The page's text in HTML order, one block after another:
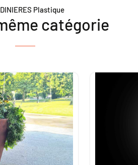
Plastique
catégorie